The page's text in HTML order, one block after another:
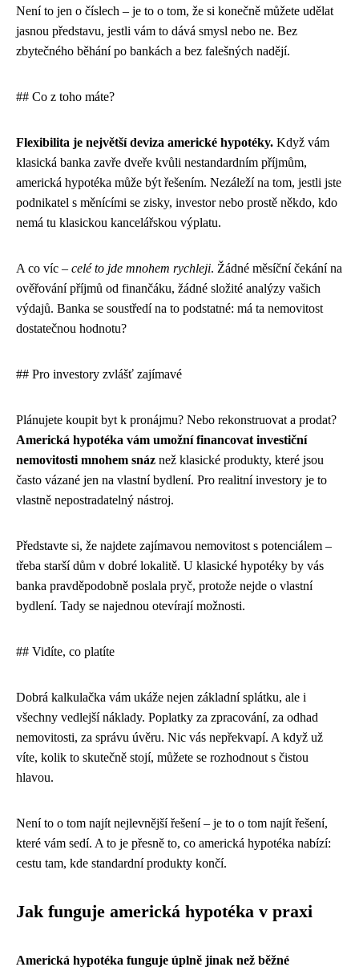
Není to jen o číslech – je to o tom, že si konečně můžete udělat
jasnou představu, jestli vám to dává smysl nebo ne. Bez
zbytečného běhání po bankách a bez falešných nadějí.
## Co z toho máte?
Flexibilita je největší deviza americké hypotéky. Když vám
klasická banka zavře dveře kvůli nestandardním příjmům,
americká hypotéka může být řešením. Nezáleží na tom, jestli jste
podnikatel s měnícími se zisky, investor nebo prostě někdo, kdo
nemá tu klasickou kancelářskou výplatu.
A co víc – celé to jde mnohem rychleji. Žádné měsíční čekání na
ověřování příjmů od finančáku, žádné složité analýzy vašich
výdajů. Banka se soustředí na to podstatné: má ta nemovitost
dostatečnou hodnotu?
## Pro investory zvlášť zajímavé
Plánujete koupit byt k pronájmu? Nebo rekonstruovat a prodat?
Americká hypotéka vám umožní financovat investiční
nemovitosti mnohem snáz než klasické produkty, které jsou
často vázané jen na vlastní bydlení. Pro realitní investory je to
vlastně nepostradatelný nástroj.
Představte si, že najdete zajímavou nemovitost s potenciálem –
třeba starší dům v dobré lokalitě. U klasické hypotéky by vás
banka pravděpodobně poslala pryč, protože nejde o vlastní
bydlení. Tady se najednou otevírají možnosti.
## Vidíte, co platíte
Dobrá kalkulačka vám ukáže nejen základní splátku, ale i
všechny vedlejší náklady. Poplatky za zpracování, za odhad
nemovitosti, za správu úvěru. Nic vás nepřekvapí. A když už
víte, kolik to skutečně stojí, můžete se rozhodnout s čistou
hlavou.
Není to o tom najít nejlevnější řešení – je to o tom najít řešení,
které vám sedí. A to je přesně to, co americká hypotéka nabízí:
cestu tam, kde standardní produkty končí.
Jak funguje americká hypotéka v praxi
Americká hypotéka funguje úplně jinak než běžné